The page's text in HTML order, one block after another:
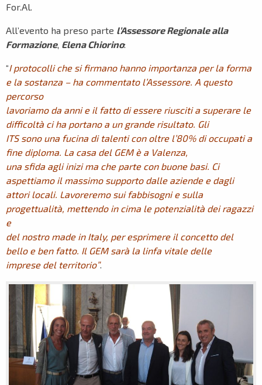
For.Al.
All’evento ha preso parte l’Assessore Regionale alla
Formazione, Elena Chiorino:
“I protocolli che si firmano hanno importanza per la forma
e la sostanza – ha commentato l’Assessore. A questo
percorso
lavoriamo da anni e il fatto di essere riusciti a superare le
difficoltà ci ha portano a un grande risultato. Gli
ITS sono una fucina di talenti con oltre l’80% di occupati a
fine diploma. La casa del GEM è a Valenza,
una sfida agli inizi ma che parte con buone basi. Ci
aspettiamo il massimo supporto dalle aziende e dagli
attori locali. Lavoreremo sui fabbisogni e sulla
progettualità, mettendo in cima le potenzialità dei ragazzi
e
del nostro made in Italy, per esprimere il concetto del
bello e ben fatto. Il GEM sarà la linfa vitale delle
imprese del territorio”.